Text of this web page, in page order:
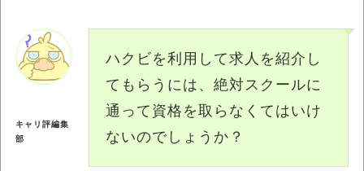
ハクビを利用して求人を紹介し
てもらうには、絶対スクールに
通って資格を取らなくてはいけ
ないのでしょうか？
キャリ評編集
部